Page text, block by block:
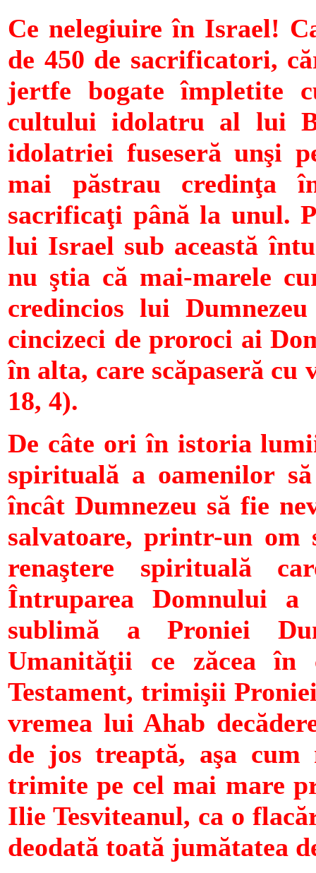
Ce nelegiuire în Israel!
de 450 de sacrificatori,
jertfe bogate împletite
cultului idolatru al lui
idolatriei fuseseră unşi
mai păstrau credinţa
sacrificaţi până la unul.
lui Israel sub această
nu ştia că mai-marele
credincios lui
cincizeci de proroci ai
în alta, care scăpaseră
18, 4).
De câte ori în istoria
spirituală a oamenilor
încât Dumnezeu să fie
salvatoare, printr-un om
renaştere spirituală
Întruparea Domnului a
sublimă a Proniei
Umanităţii ce zăcea în
Testament, trimişii
vremea lui Ahab
de jos treaptă, aşa cum
trimite pe cel mai mare
Ilie Tesviteanul, ca o
deodată toată jumătatea